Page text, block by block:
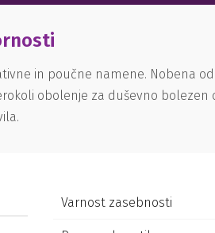
in poučne namene. Nobena
obolenje za duševno bolezen
Varnost zasebnosti